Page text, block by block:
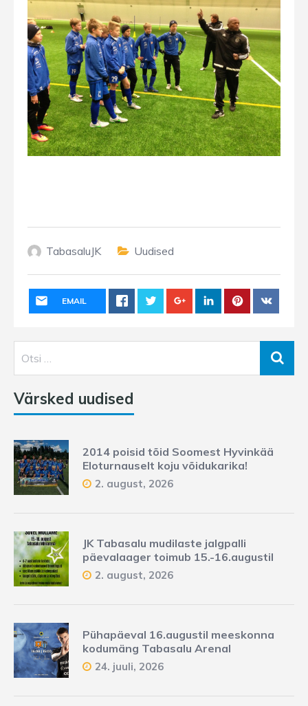
TabasaluJK Uudised
EMAIL
Värsked uudised
2014 poisid tõid Soomest Hyvinkää
Eloturnauselt koju võidukarika!
2. august, 2026
JK Tabasalu mudilaste jalgpalli
päevalaager toimub 15.-16.augustil
2. august, 2026
Pühapäeval 16.augustil meeskonna
kodumäng Tabasalu Arenal
24. juuli, 2026